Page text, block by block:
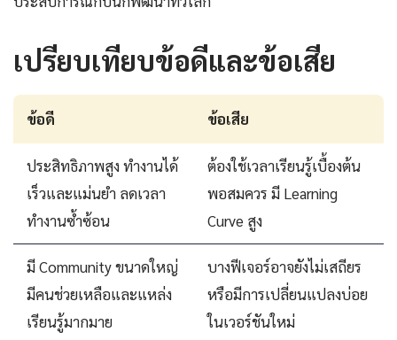
เปรียบเทียบข้อดีและข้อเสีย
ข้อดี ข้อเสีย
ประสิทธิภาพสูง ทำงานได้
เร็วและแม่นยำ ลดเวลา
ทำงานซ้ำซ้อน
ต้องใช้เวลาเรียนรู้เบื้องต้น
พอสมควร มี Learning
Curve สูง
มี Community ขนาดใหญ่
มีคนช่วยเหลือและแหล่ง
เรียนรู้มากมาย
บางฟีเจอร์อาจยังไม่เสถียร
หรือมีการเปลี่ยนแปลงบ่อย
ในเวอร์ชันใหม่